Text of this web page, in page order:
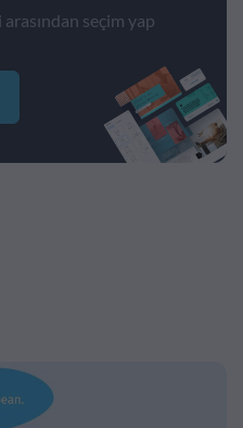
seçim yap